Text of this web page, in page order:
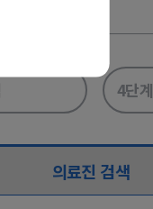
4단계
의료진 검색